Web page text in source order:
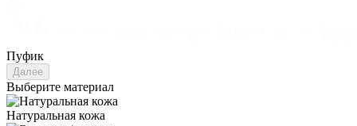
Пуфик
Далее
Выберите материал
Натуральная кожа